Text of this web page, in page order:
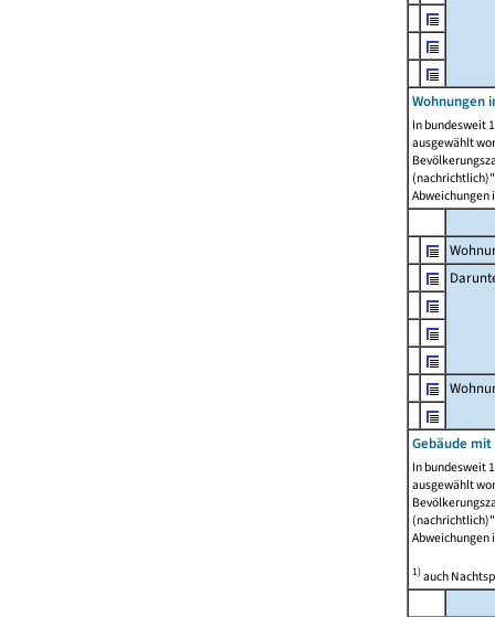
Wohnungen
In bundesweit
ausgewählt
Abweichungen
Gebäude
In bundesweit
ausgewählt
Abweichungen
1)auch